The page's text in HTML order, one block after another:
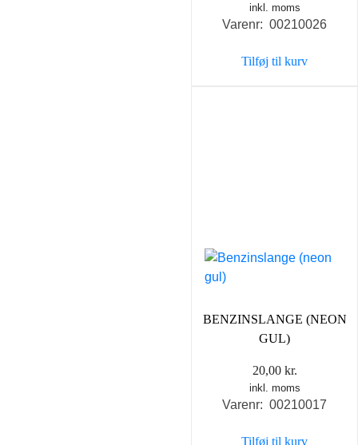
inkl. moms
Varenr: 00210026
Tilføj til kurv
BENZINSLANGE (NEON
GUL)
20,00 kr.
inkl. moms
Varenr: 00210017
Tilføj til kurv